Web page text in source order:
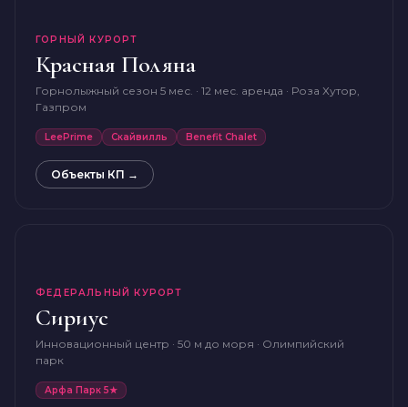
ГОРНЫЙ КУРОРТ
Красная Поляна
Горнолыжный сезон 5 мес. · 12 мес. аренда · Роза Хутор,
Газпром
LeePrime Скайвилль Benefit Chalet
Объекты КП →
ФЕДЕРАЛЬНЫЙ КУРОРТ
Сириус
Инновационный центр · 50 м до моря · Олимпийский
парк
Арфа Парк 5★